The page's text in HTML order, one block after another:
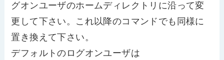
グオンユーザのホームディレクトリに沿って変
更して下さい。これ以降のコマンドでも同様に
置き換えて下さい。
デフォルトのログオンユーザは